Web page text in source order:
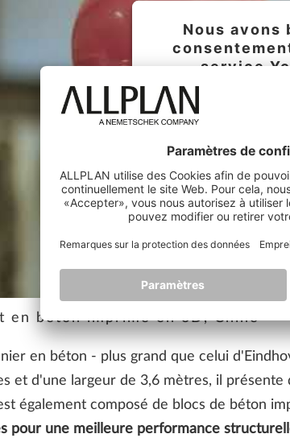
Nous avons
service
Nous utilisons un
susceptibles de
votre activité.
accepter le service
en béton imprimé en 3D, Chine
en béton - plus grand que celui
et d'une largeur de 3,6 mètres, il
également composé de blocs de béton
pour une meilleure performance